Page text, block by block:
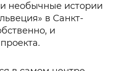
необычные истории
в Санкт-
и